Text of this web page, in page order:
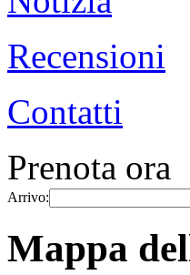
Recensioni
Contatti
Prenota ora
Arrivo:
Mappa